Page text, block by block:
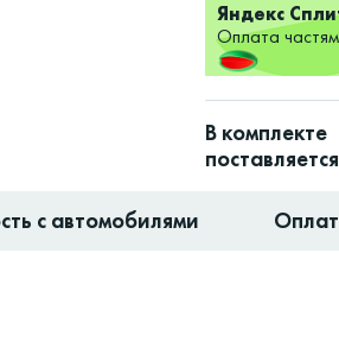
Яндекс
Оплата
В комплекте
с автомобилями